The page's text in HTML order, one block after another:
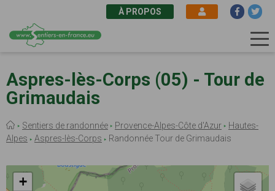
contenu
principal
À PROPOS
Aspres-lès-Corps (05) - Tour de
Grimaudais
Fil
d'Ariane
Sentiers de randonnée Provence-Alpes-Côte d'Azur
Hautes-
Alpes
Aspres-lès-Corps Randonnée Tour de Grimaudais
+